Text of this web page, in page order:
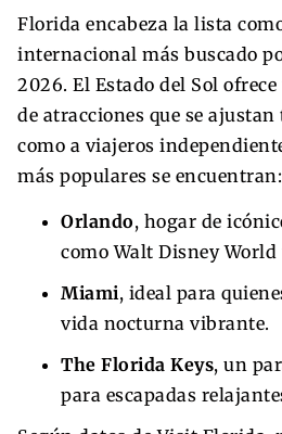
Florida encabeza la lista
internacional más buscado
2026. El Estado del Sol
de atracciones que se
como a viajeros
más populares se encuentran:
Orlando, hogar de
como Walt Disney
Miami, ideal para
vida nocturna vibrante.
The Florida Keys, un
para escapadas